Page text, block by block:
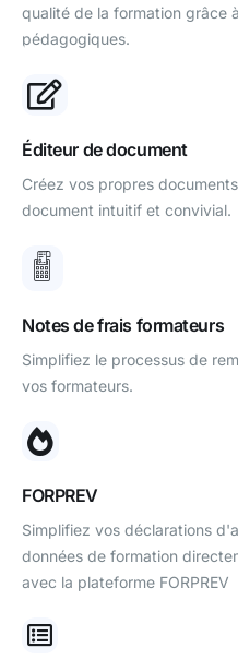
qualité de la formation grâce
pédagogiques.
Éditeur de document
Créez vos propres
document intuitif et convivial.
Notes de frais formateurs
Simplifiez le processus de
vos formateurs.
FORPREV
Simplifiez vos déclarations
données de formation
avec la plateforme FORPREV